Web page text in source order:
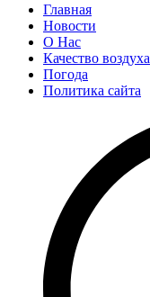
Главная
Новости
О Нас
Качество воздуха
Погода
Политика сайта